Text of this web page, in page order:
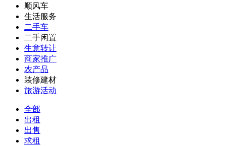
顺风车
生活服务
二手车
二手闲置
生意转让
商家推广
农产品
装修建材
旅游活动
全部
出租
出售
求租